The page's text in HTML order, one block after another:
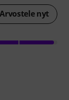
Arvostele nyt